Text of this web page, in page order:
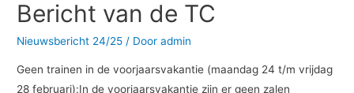
Bericht van de TC
Nieuwsbericht 24/25 / Dooradmin
Geen trainen in de voorjaarsvakantie (maandag 24 t/m vrijdag
28 februari):In de voorjaarsvakantie zijn er geen zalen